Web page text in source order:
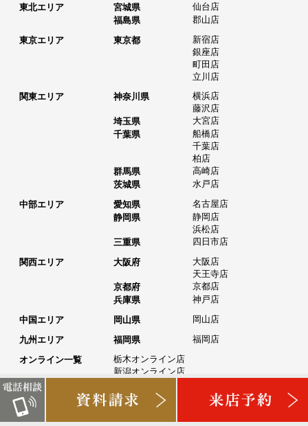
東北エリア
宮城県
仙台店
福島県
郡山店
東京エリア
東京都
新宿店
銀座店
町田店
立川店
関東エリア
神奈川県
横浜店
藤沢店
埼玉県
大宮店
千葉県
船橋店
千葉店
柏店
群馬県
高崎店
茨城県
水戸店
中部エリア
愛知県
名古屋店
静岡県
静岡店
浜松店
三重県
四日市店
関西エリア
大阪府
大阪店
天王寺店
京都府
京都店
兵庫県
神戸店
中国エリア
岡山県
岡山店
九州エリア
福岡県
福岡店
オンライン一覧
栃木オンライン店
新潟オンライン店
岐阜オンライン店
豊田オンライン店
滋賀オンライン店